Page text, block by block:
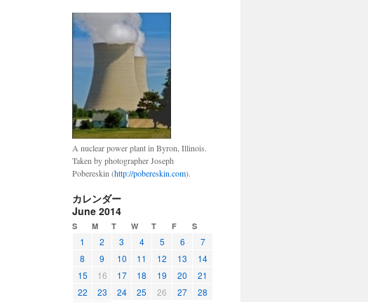
A nuclear power plant in Byron, Illinois.
Taken by photographer Joseph
Pobereskin (http://pobereskin.com).
カレンダー
June 2014
S M T W T F S
1 2 3 4 5 6
7
8
9 10 11 12 13
14
15
16 17 18 19 20
21
22
23 24 25 26 27
28